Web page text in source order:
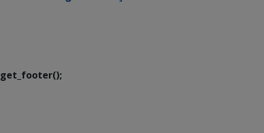
get_footer();